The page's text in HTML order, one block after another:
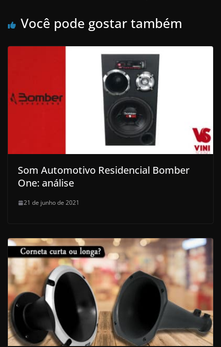
Você pode gostar também
Som Automotivo Residencial Bomber
One: análise
21 de junho de 2021